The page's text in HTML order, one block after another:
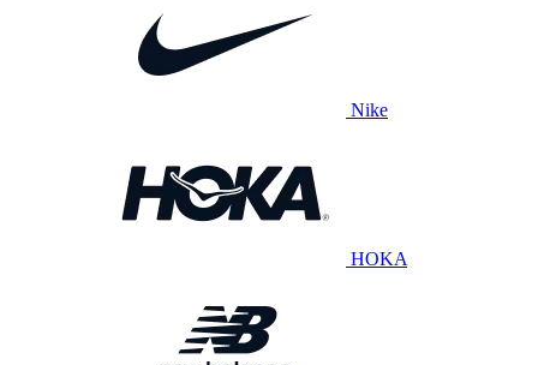
Nike
HOKA